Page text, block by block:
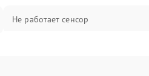
Не работает сенсор